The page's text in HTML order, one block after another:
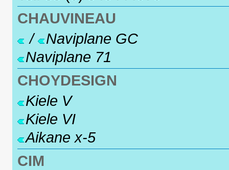
CHAUVINEAU
/
Naviplane GC
Naviplane 71
CHOYDESIGN
Kiele V
Kiele VI
Aikane x-5
CIM